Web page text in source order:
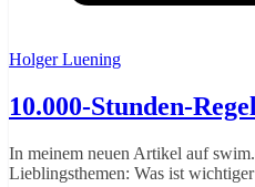
Holger Luening
10.000-Stunden-
In meinem neuen Artikel auf
Lieblingsthemen: Was ist